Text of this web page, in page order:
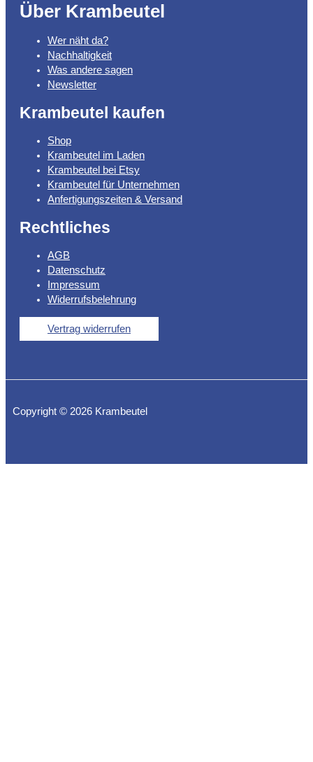
Über Krambeutel
Wer näht da?
Nachhaltigkeit
Was andere sagen
Newsletter
Krambeutel kaufen
Shop
Krambeutel im Laden
Krambeutel bei Etsy
Krambeutel für Unternehmen
Anfertigungszeiten & Versand
Rechtliches
AGB
Datenschutz
Impressum
Widerrufsbelehrung
Vertrag widerrufen
Copyright © 2026 Krambeutel